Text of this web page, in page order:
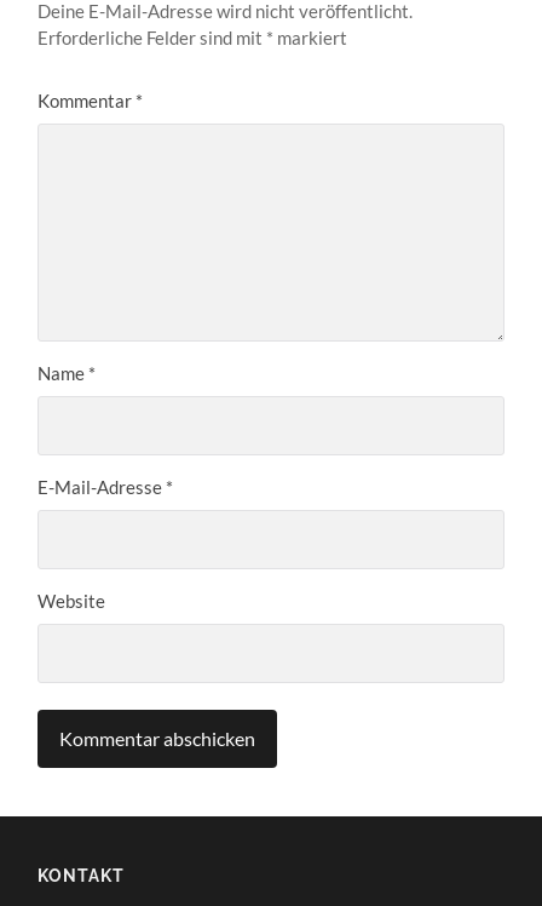
Deine E-Mail-Adresse wird nicht veröffentlicht.
Erforderliche Felder sind mit * markiert
Kommentar *
Name *
E-Mail-Adresse *
Website
KONTAKT